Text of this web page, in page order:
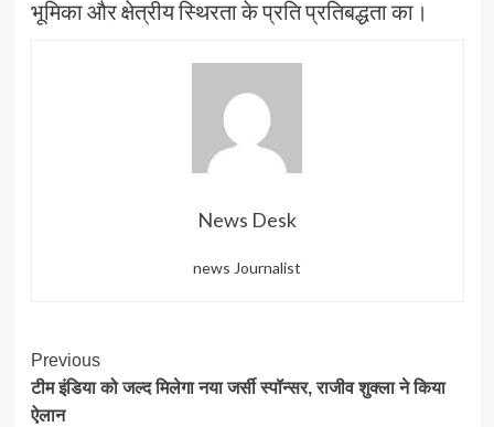
भूमिका और क्षेत्रीय स्थिरता के प्रति प्रतिबद्धता का।
News Desk
news Journalist
Post
Navigation
Previous
टीम इंडिया को जल्द मिलेगा नया जर्सी स्पॉन्सर, राजीव शुक्ला ने किया
ऐलान